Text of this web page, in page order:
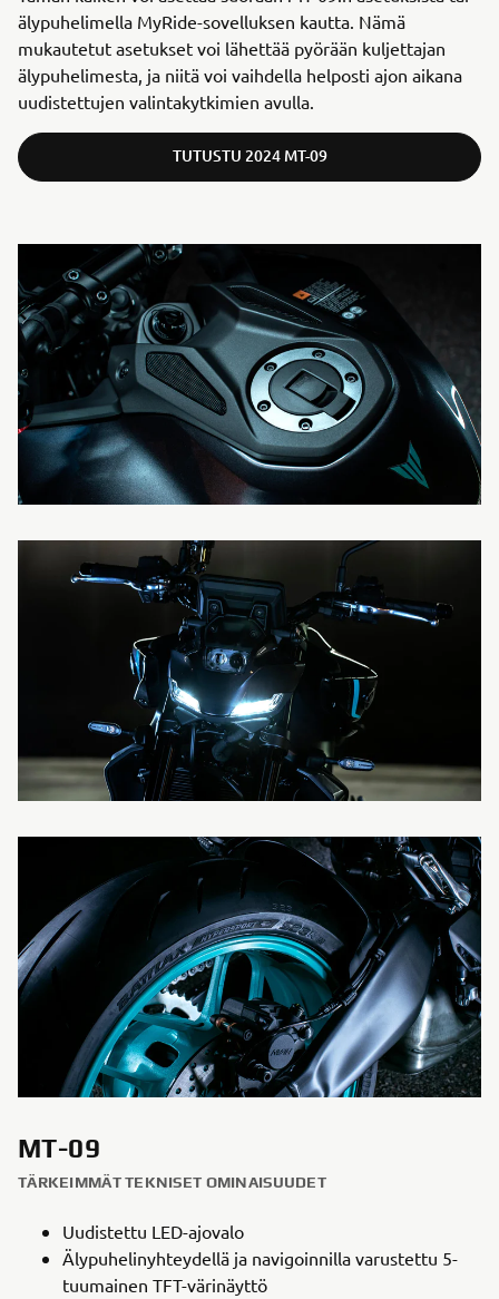
älypuhelimella MyRide-sovelluksen kautta. Nämä
mukautetut asetukset voi lähettää pyörään kuljettajan
älypuhelimesta, ja niitä voi vaihdella helposti ajon aikana
uudistettujen valintakytkimien avulla.
TUTUSTU 2024 MT-09
MT-09
TÄRKEIMMÄT TEKNISET OMINAISUUDET
Uudistettu LED-ajovalo
Älypuhelinyhteydellä ja navigoinnilla varustettu 5-
tuumainen TFT-värinäyttö